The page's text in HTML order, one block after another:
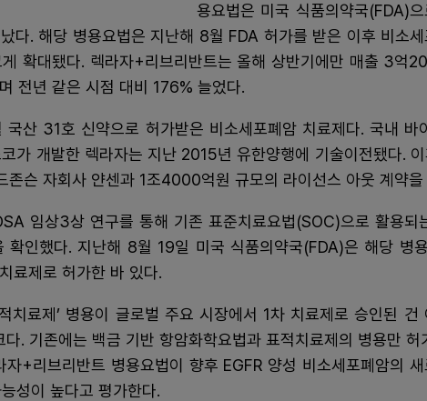
용요법은 미국 식품의약국(FDA)
다. 해당 병용요법은 지난해 8월 FDA 허가를 받은 이후 비소세
확대됐다. 렉라자+리브리반트는 올해 상반기에만 매출 3억
전년 같은 시점 대비 176% 늘었다.
국산 31호 신약으로 허가받은 비소세포폐암 치료제다. 국내 바
가 개발한 렉라자는 지난 2015년 유한양행에 기술이전됐다.
존슨 자회사 얀센과 1조4000억원 규모의 라이선스 아웃 계약을
임상3상 연구를 통해 기존 표준치료요법(SOC)으로 활용되
확인했다. 지난해 8월 19일 미국 식품의약국(FDA)은 해당 병
료제로 허가한 바 있다.
치료제’ 병용이 글로벌 주요 시장에서 1차 치료제로 승인된 건
. 기존에는 백금 기반 항암화학요법과 표적치료제의 병용만 허
자+리브리반트 병용요법이 향후 EGFR 양성 비소세포폐암의
성이 높다고 평가한다.